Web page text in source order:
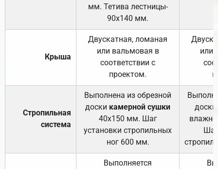
мм. Тетива лестницы-
90х140 мм.
Крыша
Двускатная, ломаная
или вальмовая в
соответствии с
проектом.
или
Стропильная
система
Выполнена из обрезной
доски камерной сушки
40х150 мм. Шаг
установки стропильных
ног 600 мм.
доски
Выполняется